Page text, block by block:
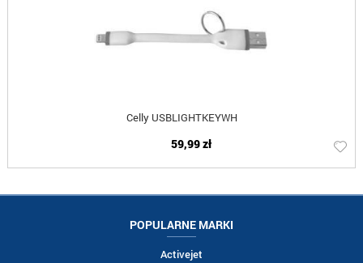
Celly USBLIGHTKEYWH
59,99 zł
POPULARNE MARKI
Activejet